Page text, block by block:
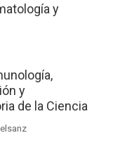
y
y
de la Ciencia